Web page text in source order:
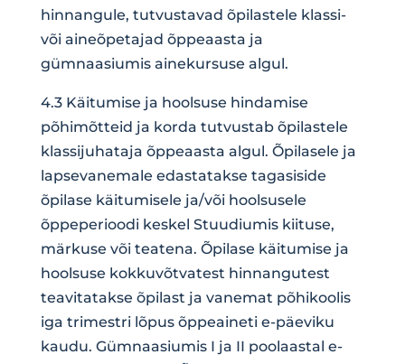
hinnangule, tutvustavad õpilastele klassi-
või aineõpetajad õppeaasta ja
gümnaasiumis ainekursuse algul.
4.3 Käitumise ja hoolsuse hindamise
põhimõtteid ja korda tutvustab õpilastele
klassijuhataja õppeaasta algul. Õpilasele ja
lapsevanemale edastatakse tagasiside
õpilase käitumisele ja/või hoolsusele
õppeperioodi keskel Stuudiumis kiituse,
märkuse või teatena. Õpilase käitumise ja
hoolsuse kokkuvõtvatest hinnangutest
teavitatakse õpilast ja vanemat põhikoolis
iga trimestri lõpus õppeaineti e-päeviku
kaudu. Gümnaasiumis I ja II poolaastal e-